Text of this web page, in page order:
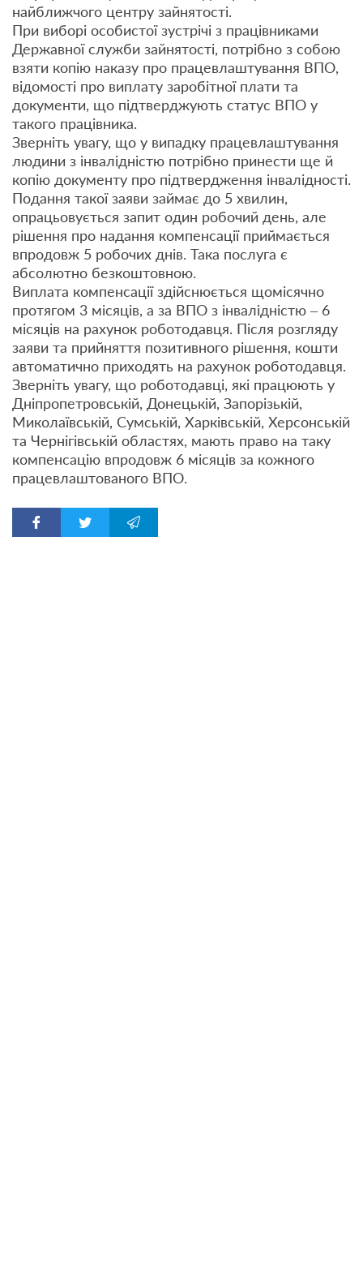
найближчого центру зайнятості.
При виборі особистої зустрічі з працівниками
Державної служби зайнятості, потрібно з собою
взяти копію наказу про працевлаштування ВПО,
відомості про виплату заробітної плати та
документи, що підтверджують статус ВПО у
такого працівника.
Зверніть увагу, що у випадку працевлаштування
людини з інвалідністю потрібно принести ще й
копію документу про підтвердження інвалідності.
Подання такої заяви займає до 5 хвилин,
опрацьовується запит один робочий день, але
рішення про надання компенсації приймається
впродовж 5 робочих днів. Така послуга є
абсолютно безкоштовною.
Виплата компенсації здійснюється щомісячно
протягом 3 місяців, а за ВПО з інвалідністю – 6
місяців на рахунок роботодавця. Після розгляду
заяви та прийняття позитивного рішення, кошти
автоматично приходять на рахунок роботодавця.
Зверніть увагу, що роботодавці, які працюють у
Дніпропетровській, Донецькій, Запорізькій,
Миколаївській, Сумській, Харківській, Херсонській
та Чернігівській областях, мають право на таку
компенсацію впродовж 6 місяців за кожного
працевлаштованого ВПО.